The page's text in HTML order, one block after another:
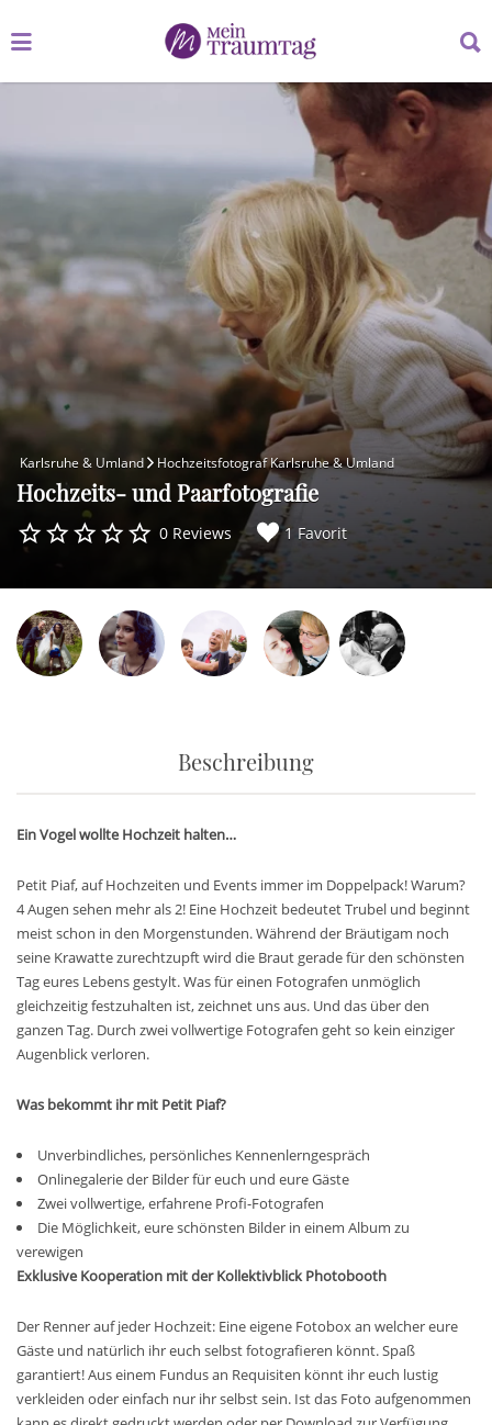
nach:
nach:
Karlsruhe & Umland Hochzeitsfotograf Karlsruhe & Umland
Hochzeits- und Paarfotografie
0 Reviews 1 Favorit
Beschreibung
Ein Vogel wollte Hochzeit halten…
Petit Piaf, auf Hochzeiten und Events immer im Doppelpack! Warum?
4 Augen sehen mehr als 2! Eine Hochzeit bedeutet Trubel und beginnt
meist schon in den Morgenstunden. Während der Bräutigam noch
seine Krawatte zurechtzupft wird die Braut gerade für den schönsten
Tag eures Lebens gestylt. Was für einen Fotografen unmöglich
gleichzeitig festzuhalten ist, zeichnet uns aus. Und das über den
ganzen Tag. Durch zwei vollwertige Fotografen geht so kein einziger
Augenblick verloren.
Was bekommt ihr mit Petit Piaf?
Unverbindliches, persönliches Kennenlerngespräch
Onlinegalerie der Bilder für euch und eure Gäste
Zwei vollwertige, erfahrene Profi-Fotografen
Die Möglichkeit, eure schönsten Bilder in einem Album zu
verewigen
Exklusive Kooperation mit der Kollektivblick Photobooth
Der Renner auf jeder Hochzeit: Eine eigene Fotobox an welcher eure
Gäste und natürlich ihr euch selbst fotografieren könnt. Spaß
garantiert! Aus einem Fundus an Requisiten könnt ihr euch lustig
verkleiden oder einfach nur ihr selbst sein. Ist das Foto aufgenommen